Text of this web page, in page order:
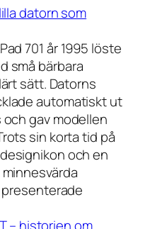
datorn som
701 år 1995 löste
små bärbara
sätt. Datorns
automatiskt ut
gav modellen
sin korta tid på
och en
presenterade